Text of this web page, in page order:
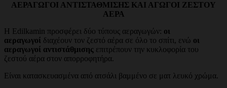
ΑΕΡΑΓΩΓΟΙ ΑΝΤΙΣΤΑΘΜΙΣΗΣ ΚΑΙ ΑΓΩΓΟΙ ΖΕΣΤΟΥ
ΑΕΡΑ
Η Edilkamin προσφέρει δύο τύπους αεραγωγών: οι
αεραγωγοί διαχέουν τον ζεστό αέρα σε όλο το σπίτι, ενώ οι
αεραγωγοί αντιστάθμισης επιτρέπουν την κυκλοφορία του
ζεστού αέρα στον απορροφητήρα.
Είναι κατασκευασμένα από ατσάλι βαμμένο σε ματ λευκό χρώμα.